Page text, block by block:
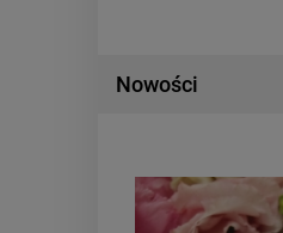
Nowości